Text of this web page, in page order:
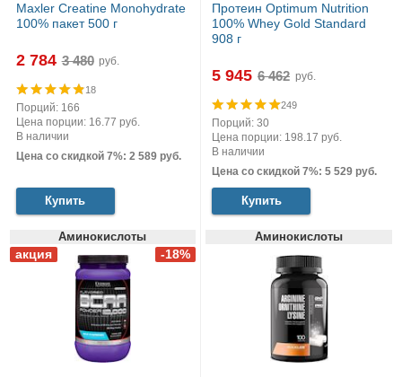
Maxler Creatine Monohydrate
100% пакет 500 г
2 784 руб.
18
Порций: 166
Цена порции: 16.77 руб.
В наличии
Цена со скидкой 7%: 2 589 руб.
Купить
Протеин Optimum Nutrition
100% Whey Gold Standard
908 г
5 945 руб.
249
Порций: 30
Цена порции: 198.17 руб.
В наличии
Цена со скидкой 7%: 5 529 руб.
Купить
Аминокислоты Аминокислоты